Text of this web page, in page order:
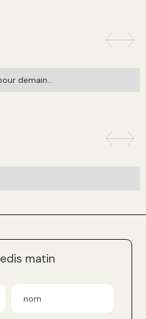
demain...
matin